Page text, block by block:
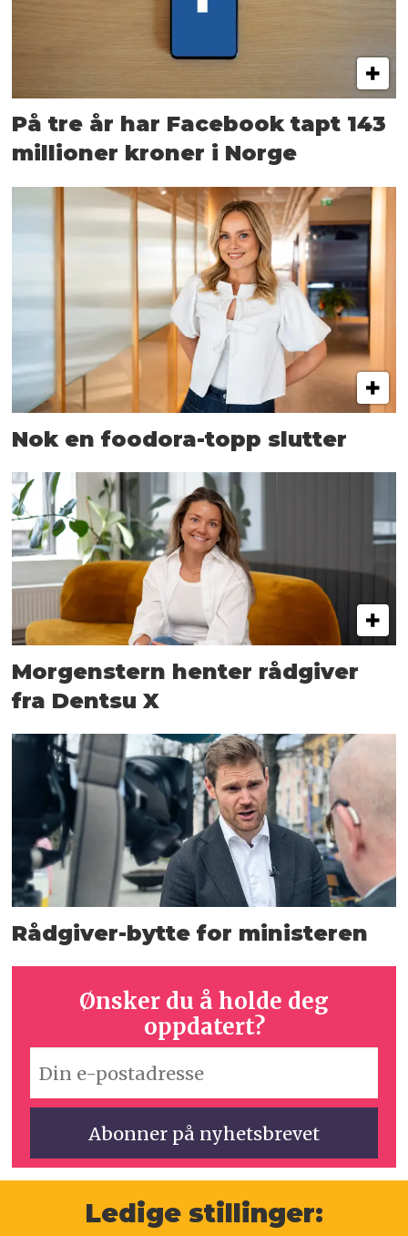
På tre år har Facebook tapt 143
millioner kroner i Norge
Nok en foodora-topp slutter
Morgenstern henter rådgiver
fra Dentsu X
Rådgiver-bytte for ministeren
Ønsker du å holde deg
oppdatert?
Ledige stillinger: